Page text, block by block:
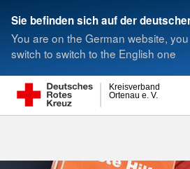
Sie befinden sich auf der
You are on the German website,
switch to switch to the English one
Ortenau e. V.
Kreisverband